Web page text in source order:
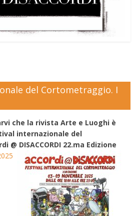
del Cortometraggio. I
che la rivista Arte e Luoghi è
internazionale del
DISACCORDI 22.ma Edizione